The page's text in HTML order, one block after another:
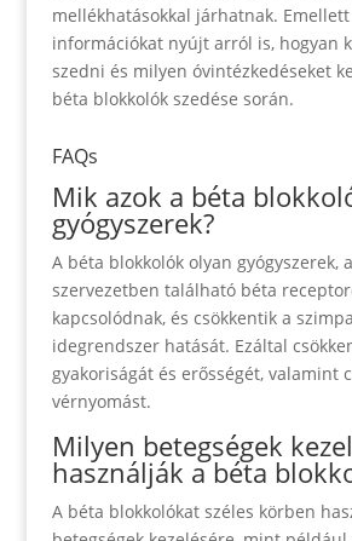
mellékhatásokkal járhatnak.
információkat nyújt arról is, hogyan
szedni és milyen óvintézkedéseket
béta blokkolók szedése során.
FAQs
Mik azok a béta
gyógyszerek?
A béta blokkolók olyan gyógyszerek,
szervezetben található béta
kapcsolódnak, és csökkentik a
idegrendszer hatását. Ezáltal
gyakoriságát és erősségét, valamint
vérnyomást.
Milyen betegségek
használják a béta
A béta blokkolókat széles körben